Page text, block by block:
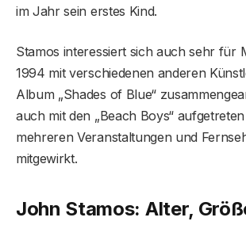
im Jahr sein erstes Kind.
Stamos interessiert sich auch sehr für
1994 mit verschiedenen anderen
Album „Shades of Blue“
auch mit den „Beach Boys“
mehreren Veranstaltungen und
mitgewirkt.
John Stamos: Alter,